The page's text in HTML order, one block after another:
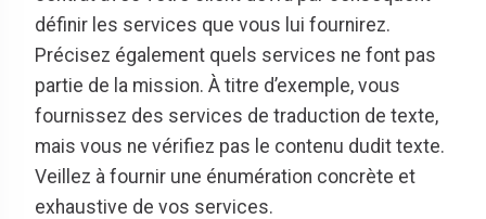
définir les services que vous lui fournirez.
Précisez également quels services ne font pas
partie de la mission. À titre d’exemple, vous
fournissez des services de traduction de texte,
mais vous ne vérifiez pas le contenu dudit texte.
Veillez à fournir une énumération concrète et
exhaustive de vos services.